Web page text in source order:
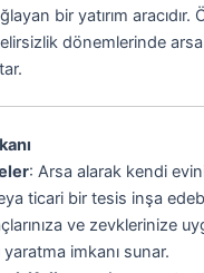
bir yatırım aracıdır.
dönemlerinde
: Arsa alarak kendi
ticari bir tesis inşa
ve zevklerinize
yaratma imkanı sunar.